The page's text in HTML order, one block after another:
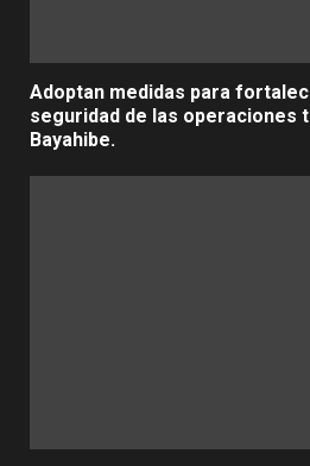
Adoptan medidas para
seguridad de las operaciones
Bayahibe.